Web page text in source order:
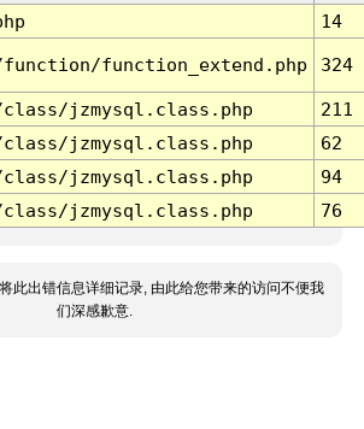
14
function_extend.php 324
jzmysql.class.php
211
jzmysql.class.php
62
jzmysql.class.php
94
jzmysql.class.php 76
此出错信息详细记录, 由此给您带来的访问不便我
们深感歉意.